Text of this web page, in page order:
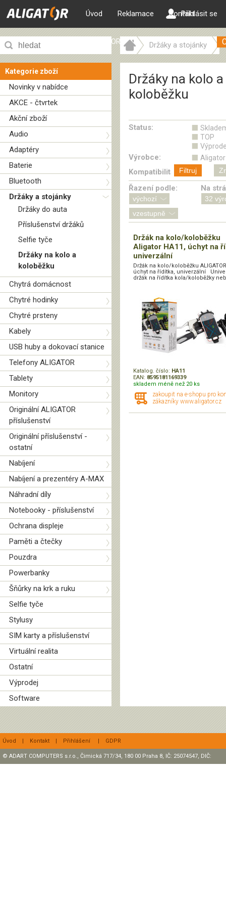
Úvod Reklamace Kontakt
ALIGATOR web
Přihlásit se
Kategorie zboží
Novinky v nabídce
AKCE - čtvrtek
Akční zboží
Audio
Adaptéry
Baterie
Bluetooth
Držáky a stojánky
Držáky do auta
Příslušenství držáků
Selfie tyče
Držáky na kolo a
koloběžku
Chytrá domácnost
Chytré hodinky
Chytré prsteny
Kabely
USB huby a dokovací stanice
Telefony ALIGATOR
Tablety
Monitory
Originální ALIGATOR
příslušenství
Originální příslušenství -
ostatní
Nabíjení
Nabíjení a prezentéry A-MAX
Náhradní díly
Notebooky - příslušenství
Ochrana displeje
Paměti a čtečky
Pouzdra
Powerbanky
Šňůrky na krk a ruku
Selfie tyče
Stylusy
SIM karty a příslušenství
Virtuální realita
Ostatní
Výprodej
Software
Držáky a stojánky
Držáky na kolo a
koloběžku
Status:
TOP
Výrobce: Aligator
Kompatibilita: Filtruj
Řazení podle: Na
Držák na kolo/koloběžku
Aligator HA11, úchyt na
univerzální
Držák na kolo/koloběžku
úchyt na řídítka, univerzální
držák na řídítka kola/koloběžky
Katalog. číslo: HA11
EAN: 8595181169339
skladem méně než 20 ks
zakoupit na e-shopu pro
zákazníky www.aligator.cz
Úvod | Kontakt | Přihlášení | GDPR
© ADART COMPUTERS s.r.o., Čimická 717/34, 180 00 Praha 8, IČ: 25074547, DIČ: